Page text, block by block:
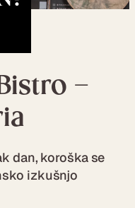
–
dan, koroška se
izkušnjo